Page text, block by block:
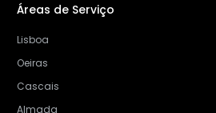
Áreas de Serviço
Lisboa
Oeiras
Cascais
Almada